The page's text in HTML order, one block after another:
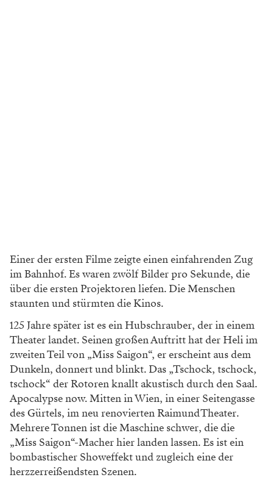
Einer der ersten Filme zeigte einen einfahrenden Zug
im Bahnhof.Es waren zwölf Bilder pro Sekunde, die
über die ersten Projektoren liefen. Die Menschen
staunten und stürmten die Kinos.
125 Jahre später ist es ein Hubschrauber, der in einem
Theater landet. Seinen großen Auftritt hat der Heli im
zweiten Teil von „Miss Saigon“, er erscheint aus dem
Dunkeln, donnert und blinkt. Das „Tschock, tschock,
tschock“ der Rotoren knallt akustisch durch den Saal.
Apocalypse now. Mitten in Wien, in einer Seitengasse
des Gürtels, im neu ­renovierten Raimund Theater.
Mehrere Tonnen ist die Maschine schwer, die die
„Miss Saigon“-Macher hier landen lassen. Es ist ein
bombastischer Showeffekt und zugleich eine der
herzzerreißendsten Szenen.